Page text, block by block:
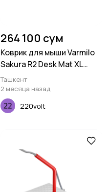
264 100 сум
Коврик для мыши Varmilo
Sakura R2 Desk Mat XL
(900х400х3мм)
Ташкент
2 месяца назад
220volt